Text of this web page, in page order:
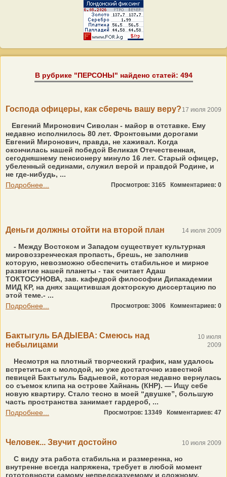
В рубрике "ПЕРСОНЫ" найдено статей: 494
Господа офицеры, как сберечь вашу веру? 17 июля 2009
Евгений Миронович Сиволан - майор в отставке. Ему
недавно исполнилось 80 лет. Фронтовыми дорогами
Евгений Миронович, правда, не хаживал. Когда
окончилась нашей победой Великая Отечественная,
сегодняшнему пенсионеру минуло 16 лет. Старый офицер,
убеленный сединами, служил верой и правдой Родине, и
не где-нибудь, ...
Подробнее...
Просмотров: 3165 Комментариев: 0
Деньги должны отойти на второй план 14 июля 2009
- Между Востоком и Западом существует культурная
мировоззренческая пропасть, брешь, не заполнив
которую, невозможно обеспечить стабильное и мирное
развитие нашей планеты - так считает Адаш
ТОКТОСУНОВА, зав. кафедрой философии Дипакадемии
МИД КР, на днях защитившая докторскую диссертацию по
этой теме.- ...
Подробнее...
Просмотров: 3006 Комментариев: 0
Бактыгуль БАДЫЕВА: Смеюсь над
небылицами
10 июля
2009
Несмотря на плотный творческий график, нам удалось
встретиться с молодой, но уже достаточно известной
певицей Бактыгуль Бадыевой, которая недавно вернулась
со съемок клипа на острове Хайнань (КНР). — Ищу себе
новую квартиру. Стало тесно в моей “двушке”, большую
часть пространства занимает гардероб, ...
Подробнее...
Просмотров: 13349 Комментариев: 47
Человек... Звучит достойно 10 июля 2009
С виду эта работа стабильна и размеренна, но
внутренне всегда напряжена, требует в любой момент
гототовности самому непредсказуемому и сложному.